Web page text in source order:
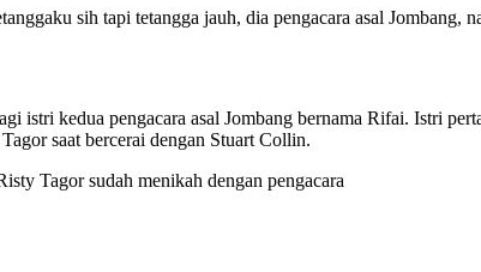
sih tapi tetangga jauh, dia pengacara asal Jombang,
istri kedua pengacara asal Jombang bernama Rifai. Istri
saat bercerai dengan Stuart Collin.
Tagor sudah menikah dengan pengacara